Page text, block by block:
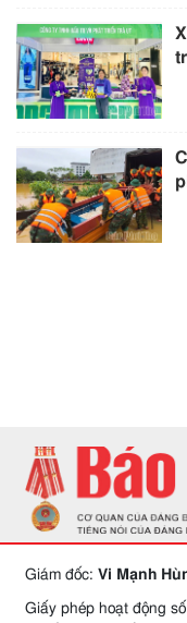
Giám đốc: Vi Mạnh
Giấy phép hoạt động